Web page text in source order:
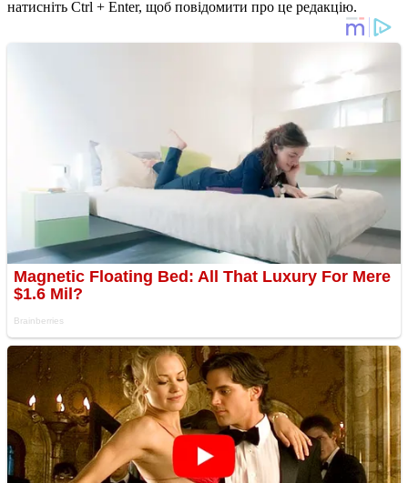
натисніть Ctrl + Enter, щоб повідомити про це редакцію.